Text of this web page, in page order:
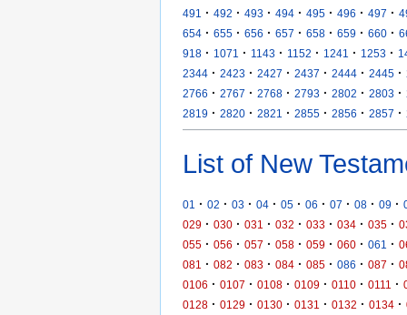
491 · 492 · 493 · 494 · 495 · 496 · 497 ·
654 · 655 · 656 · 657 · 658 · 659 · 660 ·
918 · 1071 · 1143 · 1152 · 1241 · 1253 ·
2344 · 2423 · 2427 · 2437 · 2444 · 2445 ·
2766 · 2767 · 2768 · 2793 · 2802 · 2803 ·
2819 · 2820 · 2821 · 2855 · 2856 · 2857 ·
List of New
01 · 02 · 03 · 04 · 05 · 06 · 07 · 08 · 09 ·
029 · 030 · 031 · 032 · 033 · 034 · 035 ·
055 · 056 · 057 · 058 · 059 · 060 · 061 ·
081
· 082 · 083 · 084 · 085 · 086 · 087 ·
0106 · 0107 · 0108 · 0109 · 0110 · 0111 ·
0128 · 0129 · 0130 · 0131 · 0132 · 0134 ·